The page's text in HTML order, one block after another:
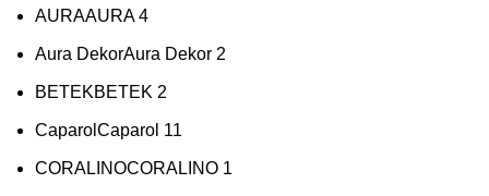
AURAAURA 4
Aura DekorAura Dekor 2
BETEKBETEK 2
Caparol Caparol 11
CORALINOCORALINO 1